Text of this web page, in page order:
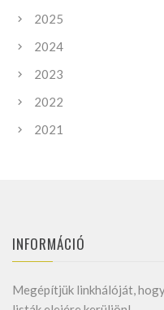
2025
2024
2023
2022
2021
INFORMÁCIÓ
Megépítjük linkhálóját,